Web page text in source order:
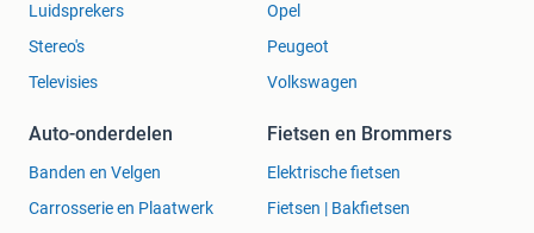
Luidsprekers
Stereo's
Televisies
Opel
Peugeot
Volkswagen
Auto-onderdelen
Banden en Velgen
Carrosserie en Plaatwerk
Fietsen en Brommers
Elektrische fietsen
Fietsen | Bakfietsen